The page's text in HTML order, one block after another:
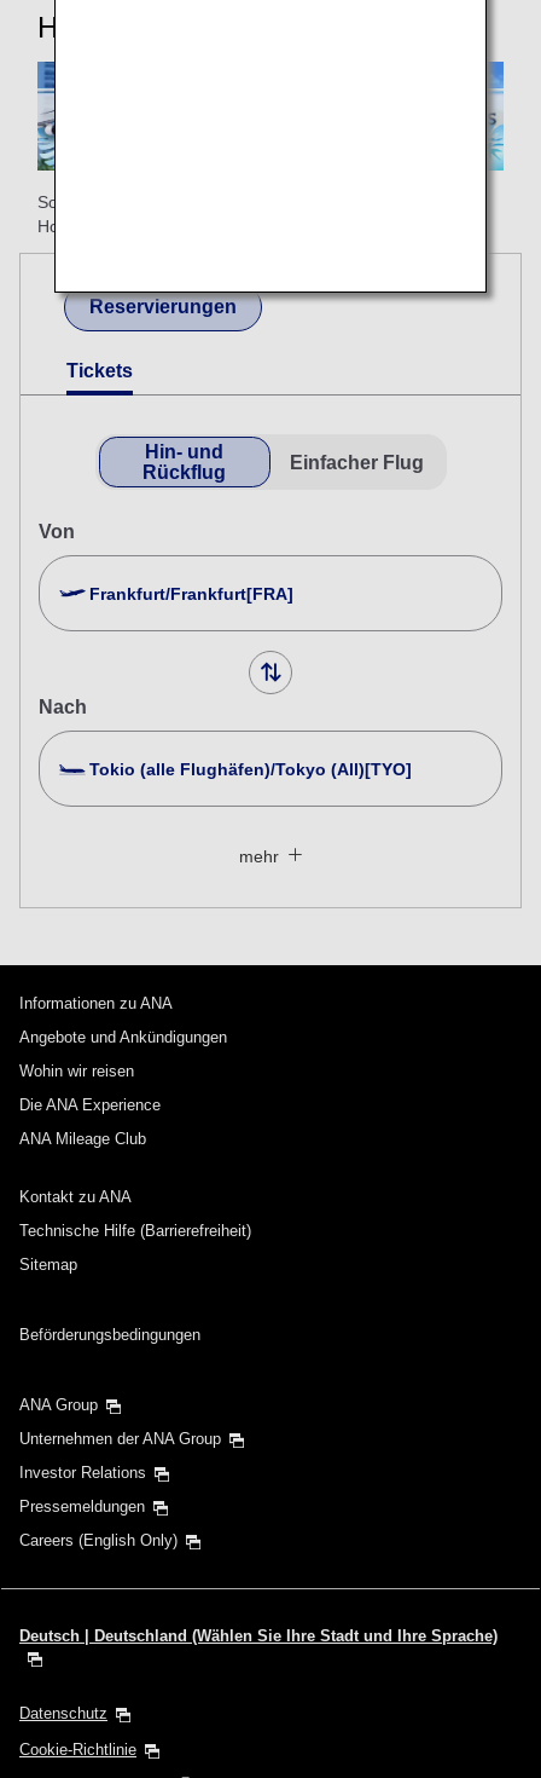
Hilfreiche Informationen
So beginnt Ihr Urlaub bereits mit ANA auf Ihrem Flug nach
Honolulu!
Reservierungen
Tickets
Hin- und
Rückflug
Einfacher Flug
Von
Frankfurt/Frankfurt[FRA]
Nach
Tokio (alle Flughäfen)/Tokyo (All)[TYO]
Tarifart nicht angegeben
Abflugdatum und Zeitfenster für die Hinreise
Wählen Sie das Datum aus
Keine angegebenen Zeiten
Transitflughäfen und Uhrzeit für den Umstieg
hinzufügen
Rückreise
Wählen Sie das Datum aus
Keine angegebenen Zeiten
Transitflughäfen und Uhrzeit für den Umstieg
suchen
mehr
Informationen zu ANA
Angebote und Ankündigungen
Wohin wir reisen
Die ANA Experience
ANA Mileage Club
Kontakt zu ANA
Technische Hilfe (Barrierefreiheit)
Sitemap
Beförderungsbedingungen
ANA Group
Unternehmen der ANA Group
Investor Relations
Pressemeldungen
Careers (English Only)
Deutsch | Deutschland (Wählen Sie Ihre Stadt und Ihre Sprache)
Datenschutz
Cookie-Richtlinie